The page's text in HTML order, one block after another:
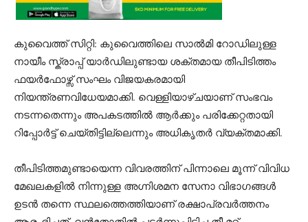
കുവൈത്ത് സിറ്റി: കുവൈത്തിലെ സാൽമി റോഡിലുള്ള
നായീം സ്ക്രാപ്പ് യാർഡിലുണ്ടായ ശക്തമായ തീപിടിത്തം
ഫയർഫോഴ്സ് സംഘം വിജയകരമായി
നിയന്ത്രണവിധേയമാക്കി. വെള്ളിയാഴ്ചയാണ് സംഭവം
നടന്നതെന്നും അപകടത്തിൽ ആർക്കും പരിക്കേറ്റതായി
റിപ്പോർട്ട് ചെയ്തിട്ടില്ലെന്നും അധികൃതർ വ്യക്തമാക്കി.
തീപിടിത്തമുണ്ടായെന്ന വിവരത്തിന് പിന്നാലെ മൂന്ന് വിവിധ
മേഖലകളിൽ നിന്നുള്ള അഗ്നിശമന സേനാ വിഭാഗങ്ങൾ
ഉടൻ തന്നെ സ്ഥലത്തെത്തിയാണ് രക്ഷാപ്രവർത്തനം